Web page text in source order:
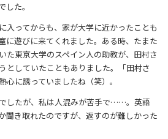
た。
入ってからも、家が大学に近かったことも
に遊びに来てくれました。ある時、たまた
た東京大学のスペイン人の助教が、田村さ
としていたこともありました。「田村さ
に誘っていましたね（笑）。
したが、私は人混みが苦手で……。英語
聞き取れたのですが、返すのが難しかった